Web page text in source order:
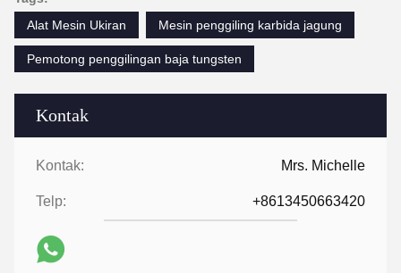
Kontak
Kontak: Mrs. Michelle
Telp: +8613450663420
Alat Mesin Ukiran
Mesin penggiling karbida jagung
Pemotong penggilingan baja tungsten